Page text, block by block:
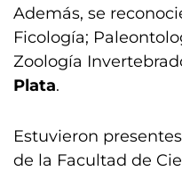
Además, se
Ficología;
Zoología
Plata.
Estuvieron
de la Facultad de